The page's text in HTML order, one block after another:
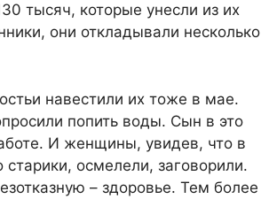
тысяч, которые унесли из их
они откладывали несколько
навестили их тоже в мае.
попить воды. Сын в это
И женщины, увидев, что в
старики, осмелели, заговорили.
– здоровье. Тем более